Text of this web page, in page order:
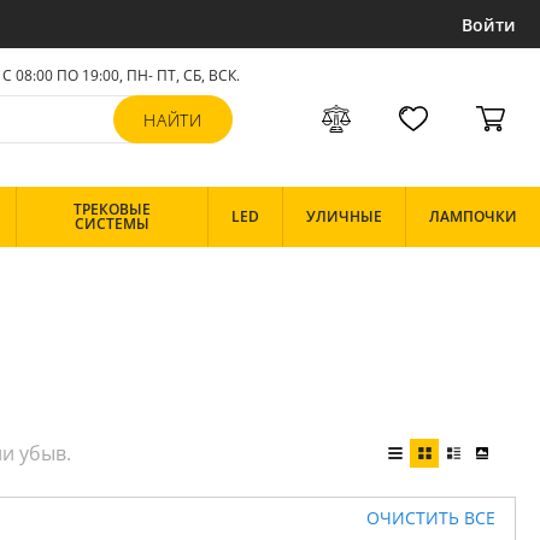
Войти
С 08:00 ПО 19:00, ПН- ПТ, СБ, ВСК.
ТРЕКОВЫЕ
СИСТЕМЫ LED УЛИЧНЫЕ ЛАМПОЧКИ
ОЧИСТИТЬ ВСЕ